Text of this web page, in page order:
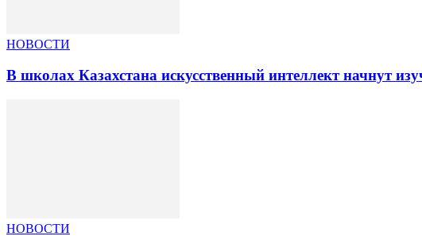
НОВОСТИ
В школах Казахстана искусственный интеллект начнут
НОВОСТИ